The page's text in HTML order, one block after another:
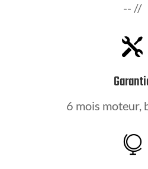
-- //

6 mois moteur,
